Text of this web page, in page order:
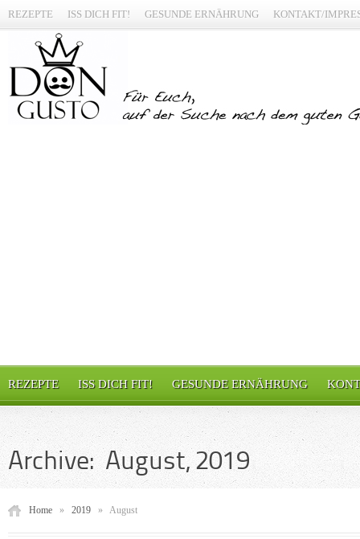
REZEPTE ISS DICH FIT! GESUNDE ERNÄHRUNG KONTAKT/
REZEPTE ISS DICH FIT! GESUNDE ERNÄHRUNG
Archive: August, 2019
Home » 2019 » August